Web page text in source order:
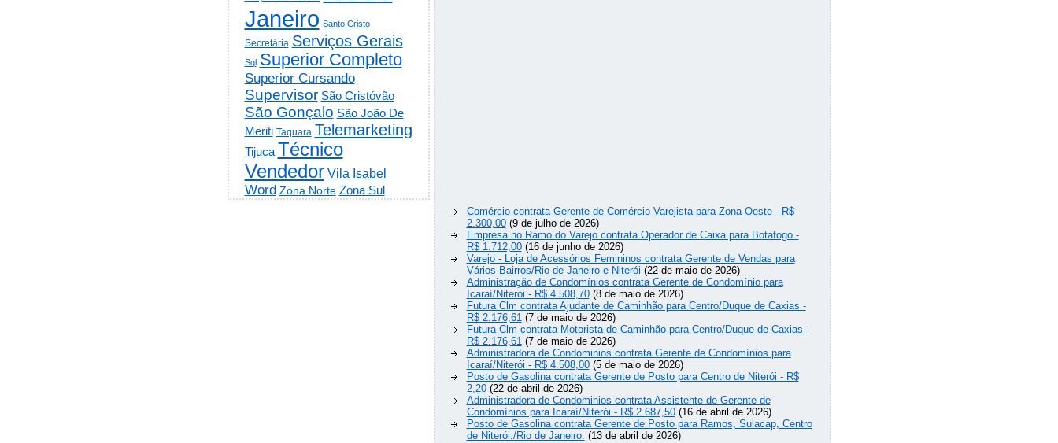
Comércio contrata Gerente de Comércio Varejista para Zona Oeste - R$
2.300,00(9 de julho de 2026)
Empresa no Ramo do Varejo contrata Operador de Caixa para Botafogo -
R$ 1.712,00(16 de junho de 2026)
Varejo - Loja de Acessórios Femininos contrata Gerente de Vendas para
Vários Bairros/Rio de Janeiro e Niterói (22 de maio de 2026)
Administração de Condomínios contrata Gerente de Condomínio para
Icaraí/Niterói - R$ 4.508,70(8 de maio de 2026)
Futura Clm contrata Ajudante de Caminhão para Centro/Duque de Caxias -
R$ 2.176,61(7 de maio de 2026)
Futura Clm contrata Motorista de Caminhão para Centro/Duque de Caxias -
R$ 2.176,61(7 de maio de 2026)
Administradora de Condominios contrata Gerente de Condomínios para
Icaraí/Niterói - R$ 4.508,00(5 de maio de 2026)
Posto de Gasolina contrata Gerente de Posto para Centro de Niterói - R$
2,20(22 de abril de 2026)
Administradora de Condominios contrata Assistente de Gerente de
Condomínios para Icaraí/Niterói - R$ 2.687,50(16 de abril de 2026)
Posto de Gasolina contrata Gerente de Posto para Ramos, Sulacap, Centro
de Niterói./Rio de Janeiro. (13 de abril de 2026)
Janeiro Santo Cristo
Secretária Serviços Gerais
Sql Superior Completo
Superior Cursando
Supervisor São Cristóvão
São Gonçalo São João De
Meriti Taquara Telemarketing
Tijuca Técnico
Vendedor Vila Isabel
Word Zona Norte Zona Sul